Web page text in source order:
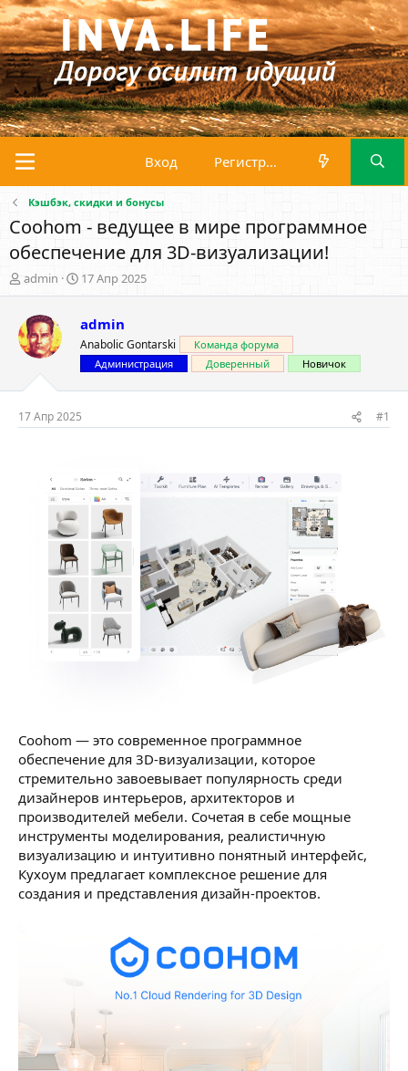
Вход Регистрация
Кэшбэк, скидки и бонусы
Coohom - ведущее в мире программное
обеспечение для 3D-визуализации!
А
в
о
р
т
м
ы
admin
Д
а
а
н
а
ч
а
л
а
17 Апр 2025
admin
Anabolic Gontarski
Команда форума
Администрация
Доверенный Новичок
17 Апр 2025 #1
Coohom — это современное программное
обеспечение для 3D-визуализации, которое
стремительно завоевывает популярность среди
дизайнеров интерьеров, архитекторов и
производителей мебели. Сочетая в себе мощные
инструменты моделирования, реалистичную
визуализацию и интуитивно понятный интерфейс,
Кухоум предлагает комплексное решение для
создания и представления дизайн-проектов.